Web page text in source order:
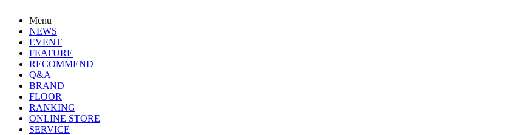
Menu
NEWS
EVENT
FEATURE
RECOMMEND
Q&A
BRAND
FLOOR
RANKING
ONLINE STORE
SERVICE